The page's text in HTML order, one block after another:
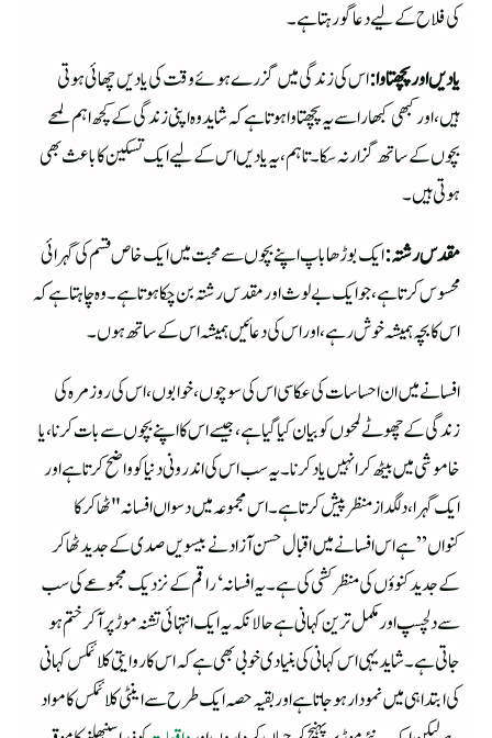
کی فلاح کے لیے دعا گو رہتا ہے۔
یادیں اور پچھتاوا:اس کی زندگی میں گزرے ہوئے وقت کی یادیں چھائی ہوتی
ہیں، اور کبھی کبھار اسے یہ پچھتاوا ہوتا ہے کہ شاید وہ اپنی زندگی کے کچھ اہم لمحے
بچوں کے ساتھ گزار نہ سکا۔ تاہم، یہ یادیں اس کے لیے ایک تسکین کا باعث بھی
ہوتی ہیں۔
مقدس رشتہ:ایک بوڑھا باپ اپنے بچوں سے محبت میں ایک خاص قسم کی گہرائی
محسوس کرتا ہے، جو ایک بے لوث اور مقدس رشتہ بن چکا ہوتا ہے۔ وہ چاہتا ہے کہ
اس کا بچہ ہمیشہ خوش رہے، اور اس کی دعائیں ہمیشہ اس کے ساتھ ہوں۔
افسانے میں ان احساسات کی عکاسی اس کی سوچوں، خوابوں،اس کی روزمرہ کی
زندگی کے چھوٹے لمحوں کو بیان کیا گیا ہے، جیسے اس کا اپنے بچوں سے بات کرنا، یا
خاموشی میں بیٹھ کر انہیں یاد کرنا۔ یہ سب اس کی اندرونی دنیا کو واضح کرتا ہے اور
ایک گہرا، دلگداز منظر پیش کرتا ہے۔ اس مجموعہ میں دسواں افسانہ "ٹھاکر کا
کنواں” ہے اس افسانے میں اقبال حسن آزاد نے بیسویں صدی کے جدید ٹھاکر
کے جدید کنوؤں کی منظر کشی کی ہے۔ یہ افسانہ ‘ راقم کے نزدیک مجموعے کی سب
سے دلچسپ اور مکمل ترین کہانی ہے حالانکہ یہ ایک انتہائی تشنہ موڑ پر آ کر ختم ہو
جاتی ہے۔ شاید یہی اس کہانی کی بنیادی خوبی بھی ہے کہ اس کا روایتی کلائمکس کہانی
کی ابتدا ہی میں نمودار ہوجاتا ہے اور بقیہ حصہ ایک طرح سے اینٹی کلائمکس کا مواد